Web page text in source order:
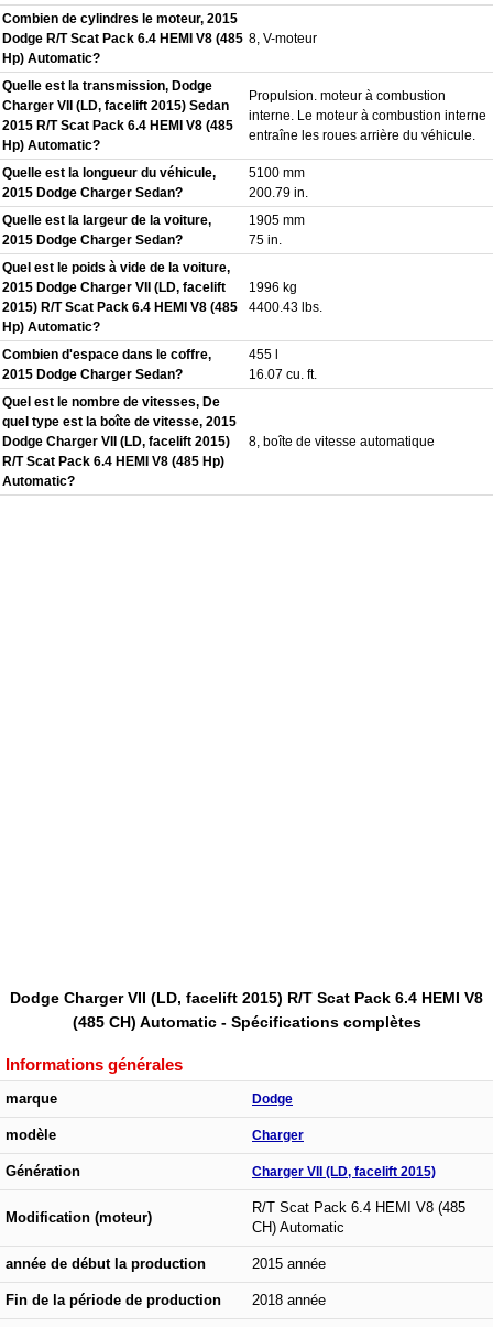
Combien de cylindres le moteur, 2015
Dodge R/T Scat Pack 6.4 HEMI V8 (485
Hp) Automatic?
8, V-moteur
Quelle est la transmission, Dodge
Charger VII (LD, facelift 2015) Sedan
2015 R/T Scat Pack 6.4 HEMI V8 (485
Hp) Automatic?
Propulsion. moteur à combustion
interne. Le moteur à combustion interne
entraîne les roues arrière du véhicule.
Quelle est la longueur du véhicule,
2015 Dodge Charger Sedan?
5100 mm
200.79 in.
Quelle est la largeur de la voiture,
2015 Dodge Charger Sedan?
1905 mm
75 in.
Quel est le poids à vide de la voiture,
2015 Dodge Charger VII (LD, facelift
2015) R/T Scat Pack 6.4 HEMI V8 (485
Hp) Automatic?
1996 kg
4400.43 lbs.
Combien d'espace dans le coffre,
2015 Dodge Charger Sedan?
455 l
16.07 cu. ft.
Quel est le nombre de vitesses, De
quel type est la boîte de vitesse, 2015
Dodge Charger VII (LD, facelift 2015)
R/T Scat Pack 6.4 HEMI V8 (485 Hp)
Automatic?
8, boîte de vitesse automatique
Dodge Charger VII (LD, facelift 2015) R/T Scat Pack 6.4 HEMI V8
(485 CH) Automatic - Spécifications complètes
Informations générales
marque Dodge
modèle Charger
Génération Charger VII (LD, facelift 2015)
Modification (moteur)
R/T Scat Pack 6.4 HEMI V8 (485
CH) Automatic
année de début la production 2015 année
Fin de la période de production 2018 année